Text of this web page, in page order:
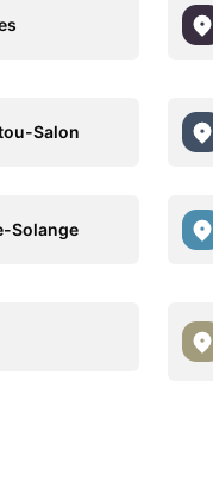
Salon
Solange